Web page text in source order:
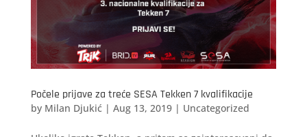
Počele prijave za treće SESA Tekken 7 kvalifikacije
by Milan Djukić| Aug 13, 2019| Uncategorized